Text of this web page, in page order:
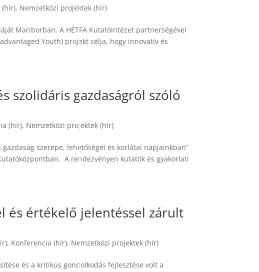
(hír), Nemzetközi projektek (hír)
Mariborban. A HÉTFA Kutatóintézet partnerségével
Youth) projekt célja, hogy innovatív és
szolidáris gazdaságról szóló
(hír), Nemzetközi projektek (hír)
szerepe, lehetőségei és korlátai napjainkban”
A rendezvényen kutatók és gyakorlati
és értékelő jelentéssel zárult
, Konferencia (hír), Nemzetközi projektek (hír)
és a kritikus gondolkodás fejlesztése volt a